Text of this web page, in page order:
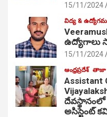
15/11/2024
విద్య &
ఉద్యోగాలు
15/11/2024
ఆంధ్రప్రదేశ్ తాజా
Assistant
దేవస్థానంలో
అసిస్టెంట్